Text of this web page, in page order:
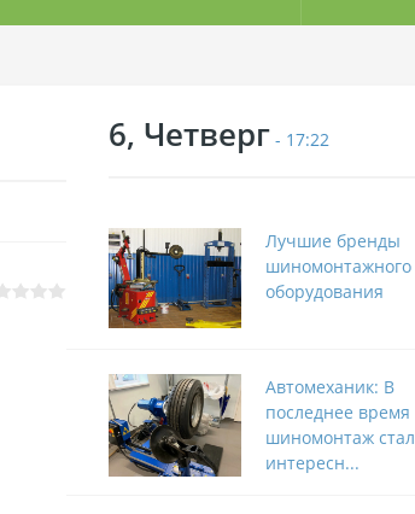
6, Четверг - 17:22
Лучшие бренды
шиномонтажного
оборудования
Автомеханик: В
последнее время
шиномонтаж стал
интересн...